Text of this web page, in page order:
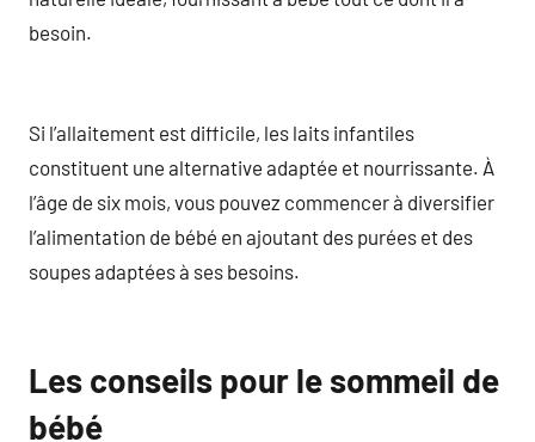
besoin.
Si l’allaitement est difficile, les laits infantiles
constituent une alternative adaptée et nourrissante. À
l’âge de six mois, vous pouvez commencer à diversifier
l’alimentation de bébé en ajoutant des purées et des
soupes adaptées à ses besoins.
Les conseils pour le sommeil de
bébé